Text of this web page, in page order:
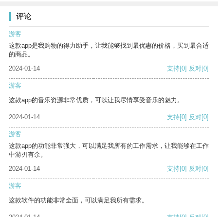
评论
游客
这款app是我购物的得力助手，让我能够找到最优惠的价格，买到最合适
的商品。
2024-01-14
支持[0] 反对[0]
游客
这款app的音乐资源非常优质，可以让我尽情享受音乐的魅力。
2024-01-14 支持[0] 反对[0]
游客
这款app的功能非常强大，可以满足我所有的工作需求，让我能够在工作
中游刃有余。
2024-01-14
支持[0] 反对[0]
游客
这款软件的功能非常全面，可以满足我所有需求。